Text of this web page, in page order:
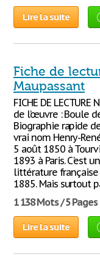
Lire la suite
Fiche de
Maupassant
FICHE DE
de l’œuvre : Boule
Biographie rapide
vrai nom Henry-
5 août 1850 à
1893 à Paris. C'est
littérature française
1885. Mais surtout
1 138 Mots / 5 Pages
Lire la suite